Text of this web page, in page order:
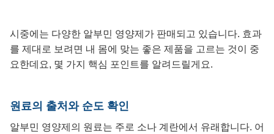
시중에는 다양한 알부민 영양제가 판매되고 있습니다. 효과
를 제대로 보려면 내 몸에 맞는 좋은 제품을 고르는 것이 중
요한데요, 몇 가지 핵심 포인트를 알려드릴게요.
원료의 출처와 순도 확인
알부민 영양제의 원료는 주로 소나 계란에서 유래합니다. 어